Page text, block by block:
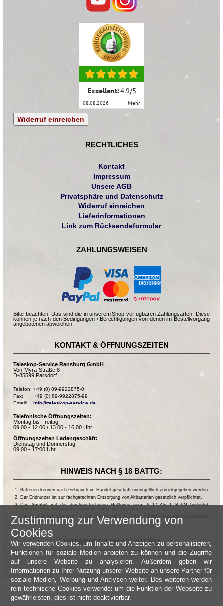
Exzellent:4.9/5
08.08.2026 mehr
Widerruf einreichen
RECHTLICHES
Kontakt
Impressum
Unsere AGB
Privatsphäre und Datenschutz
Widerruf einreichen
Lieferinformationen
Link zum Rücksendeformular
ZAHLUNGSWEISEN
Bitte beachten: Das sind die in unserem Shop verfügbaren Zahlungsarten. Diese
können je nach den Bedingungen / Berechtigungen von denen im Bestellvorgang
angebotenen abweichen.
KONTAKT & ÖFFNUNGSZEITEN
Teleskop-Service Ransburg GmbH
Von-Myra-Straße 8
D-85599 Parsdorf
Telefon: +49 (0) 89-9922875-0
Fax:       +49 (0) 89-9922875-99
Email: info@teleskop-service.de
Telefonische Öffnungszeiten:
Montag bis Freitag:
09.00 - 12.00 / 13.00 - 16.00 Uhr
Öffnungszeiten Ladengeschäft:
Dienstag und Donnerstag
09:00 - 17:00 Uhr
HINWEIS NACH § 18 BATTG:
Batterien können nach Gebrauch im Handelsgeschäft unentgeltlich zurückgegeben werden.
Der Endnutzer ist zur fachgerechten Entsorgung von Altbatterien gesetzlich verpflichtet.
Das Symbol mit der durchgestrichenen Mülltonne gem. § 17 Abs.1 BattG bedeutet:
Die chemischen Symbole Hg, Cd, und Pb nach § 17 Abs.3 BattG bedeuten: Quecksilber,
Cadmium und Blei.
HINWEIS NACH 2013/11/EU
Zustimmung zur Verwendung von
Cookies
Wir verwenden Cookies, um Inhalte und Anzeigen zu personalisieren,
Funktionen für soziale Medien anbieten zu können und die Zugriffe
auf unsere Website zu analysieren. Außerdem geben wir
Informationen zu Ihrer Nutzung unserer Website an unsere Partner für
soziale Medien, Werbung und Analysen weiter. Des weiteren werden
rein technische Cookies verwendet um die Funktion der Webseite zu
gewährleisten, dies ist nicht deaktivierbar.